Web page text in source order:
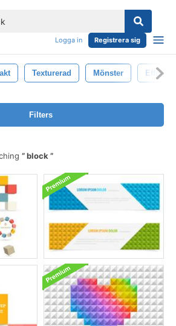
Logga in Registrera sig
Texturerad Mönster Effekt
Filters
block